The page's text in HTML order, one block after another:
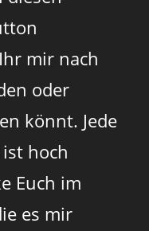
mir nach
oder
könnt. Jede
hoch
Euch im
es mir